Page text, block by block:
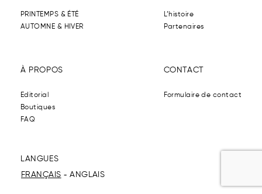
L’histoire
Partenaires
À PROPOS
Editorial
Boutiques
FAQ
PRINTEMPS & ÉTÉ
AUTOMNE & HIVER
CONTACT
Formulaire de contact
LANGUES
FRANÇAIS
ANGLAIS